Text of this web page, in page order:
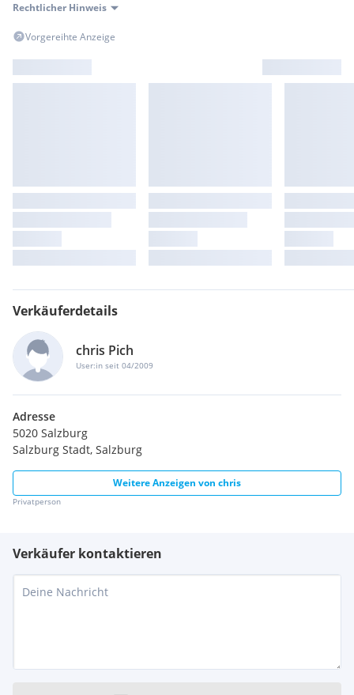
Rechtlicher Hinweis
Vorgereihte Anzeige
Verkäuferdetails
chris Pich
User:in seit 04/2009
Adresse
5020 Salzburg
Salzburg Stadt, Salzburg
Weitere Anzeigen von chris
Privatperson
Verkäufer kontaktieren